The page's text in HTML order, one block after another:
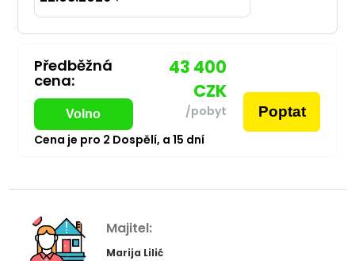
Předběžná
cena:
Volno
43 400
CZK
/pobyt Poptat
Cena je pro 2 Dospělí, a 15 dní
Majitel:
Marija Lilić